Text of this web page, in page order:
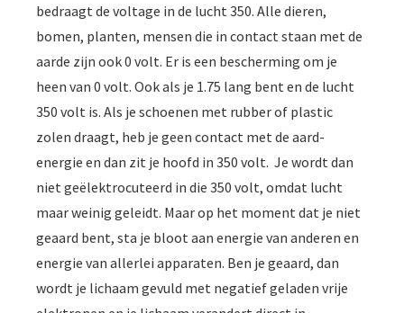
bedraagt de voltage in de lucht 350. Alle dieren,
bomen, planten, mensen die in contact staan met de
aarde zijn ook 0 volt. Er is een bescherming om je
heen van 0 volt. Ook als je 1.75 lang bent en de lucht
350 volt is. Als je schoenen met rubber of plastic
zolen draagt, heb je geen contact met de aard-
energie en dan zit je hoofd in 350 volt. Je wordt dan
niet geëlektrocuteerd in die 350 volt, omdat lucht
maar weinig geleidt. Maar op het moment dat je niet
geaard bent, sta je bloot aan energie van anderen en
energie van allerlei apparaten. Ben je geaard, dan
wordt je lichaam gevuld met negatief geladen vrije